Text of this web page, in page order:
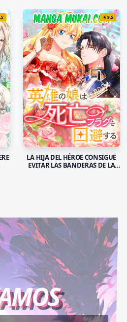
★9.5
LA HIJA DEL HÉROE CONSIGUE
EVITAR LAS BANDERAS DE LA